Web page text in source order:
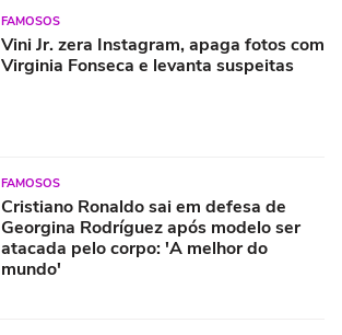
FAMOSOS
Vini Jr. zera Instagram, apaga fotos com
Virginia Fonseca e levanta suspeitas
FAMOSOS
Cristiano Ronaldo sai em defesa de
Georgina Rodríguez após modelo ser
atacada pelo corpo: 'A melhor do
mundo'